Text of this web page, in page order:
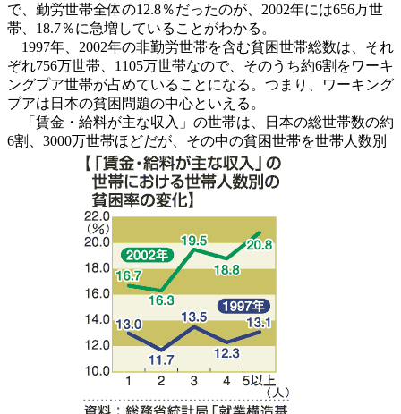
で、勤労世帯全体の12.8％だったのが、2002年には656万世
帯、18.7％に急増していることがわかる。
1997年、2002年の非勤労世帯を含む貧困世帯総数は、それ
ぞれ756万世帯、1105万世帯なので、そのうち約6割をワーキ
ングプア世帯が占めていることになる。つまり、ワーキング
プアは日本の貧困問題の中心といえる。
「賃金・給料が主な収入」の世帯は、日本の総世帯数の約
6割、3000万世帯ほどだが、その中の貧困世帯を世帯人数別